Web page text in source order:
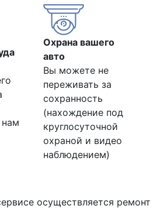
нам
Охрана вашего
авто
Вы можете не
переживать за
сохранность
(нахождение под
круглосуточной
охраной и видео
наблюдением)
осуществляется